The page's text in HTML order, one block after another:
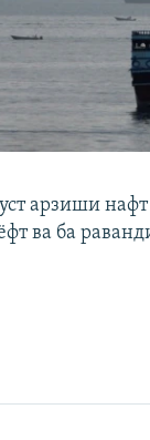
арзиши
ва ба